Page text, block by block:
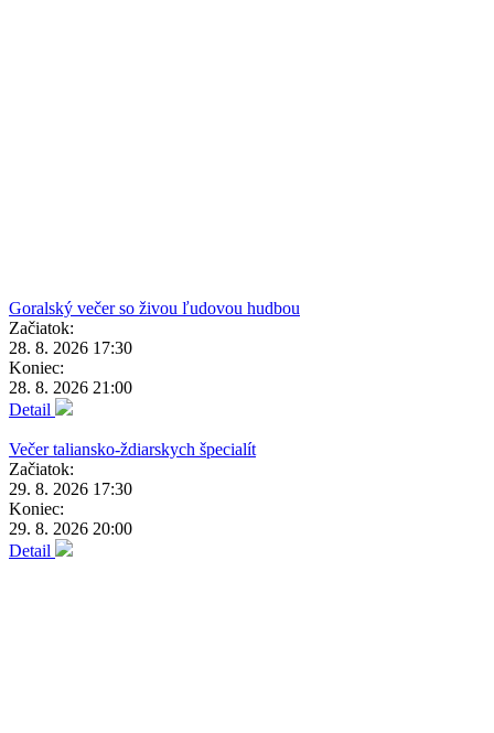
Goralský večer so živou ľudovou hudbou
Začiatok:
28. 8. 2026 17:30
Koniec:
28. 8. 2026 21:00
Detail
Večer taliansko-ždiarskych špecialít
Začiatok:
29. 8. 2026 17:30
Koniec:
29. 8. 2026 20:00
Detail